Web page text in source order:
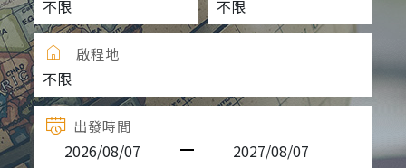
啟程地
出發時間